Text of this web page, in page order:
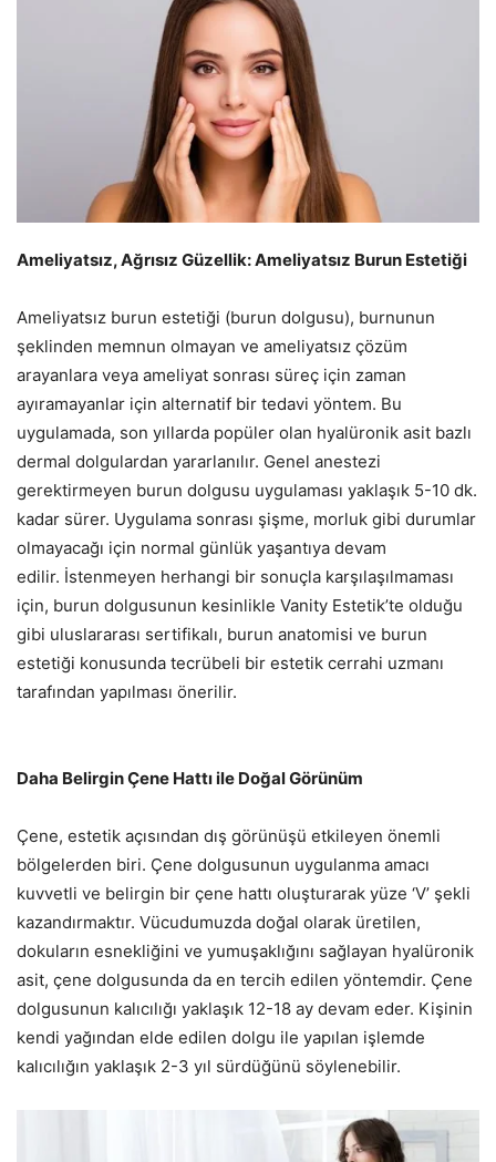
Ameliyatsız, Ağrısız Güzellik: Ameliyatsız Burun Estetiği
Ameliyatsız burun estetiği (burun dolgusu), burnunun
şeklinden memnun olmayan ve ameliyatsız çözüm
arayanlara veya ameliyat sonrası süreç için zaman
ayıramayanlar için alternatif bir tedavi yöntem. Bu
uygulamada, son yıllarda popüler olan hyalüronik asit bazlı
dermal dolgulardan yararlanılır. Genel anestezi
gerektirmeyen burun dolgusu uygulaması yaklaşık 5-10 dk.
kadar sürer. Uygulama sonrası şişme, morluk gibi durumlar
olmayacağı için normal günlük yaşantıya devam
edilir. İstenmeyen herhangi bir sonuçla karşılaşılmaması
için, burun dolgusunun kesinlikle Vanity Estetik’te olduğu
gibi uluslararası sertifikalı, burun anatomisi ve burun
estetiği konusunda tecrübeli bir estetik cerrahi uzmanı
tarafından yapılması önerilir.
Daha Belirgin Çene Hattı ile Doğal Görünüm
Çene, estetik açısından dış görünüşü etkileyen önemli
bölgelerden biri. Çene dolgusunun uygulanma amacı
kuvvetli ve belirgin bir çene hattı oluşturarak yüze ‘V’ şekli
kazandırmaktır. Vücudumuzda doğal olarak üretilen,
dokuların esnekliğini ve yumuşaklığını sağlayan hyalüronik
asit, çene dolgusunda da en tercih edilen yöntemdir. Çene
dolgusunun kalıcılığı yaklaşık 12-18 ay devam eder. Kişinin
kendi yağından elde edilen dolgu ile yapılan işlemde
kalıcılığın yaklaşık 2-3 yıl sürdüğünü söylenebilir.